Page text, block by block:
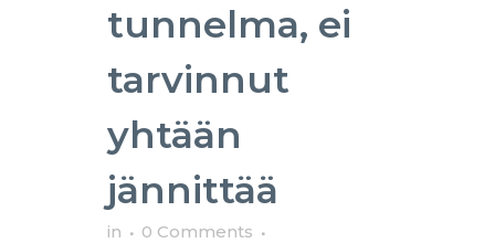
tunnelma, ei
tarvinnut
yhtään
jännittää
in 0 Comments